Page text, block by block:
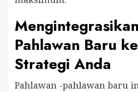
Mengintegrasikan
Pahlawan Baru
Strategi Anda
Pahlawan -pahlawan baru